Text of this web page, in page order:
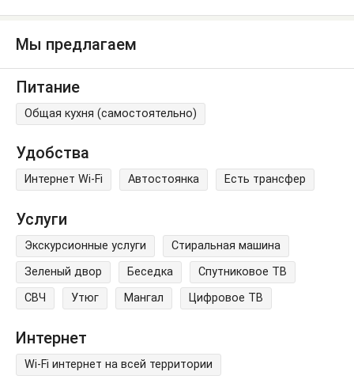
Мы предлагаем
Питание
Общая кухня (самостоятельно)
Удобства
Интернет Wi-Fi Автостоянка Есть трансфер
Услуги
Экскурсионные услуги
Стиральная машина
Зеленый двор
Беседка
Спутниковое ТВ
СВЧ
Утюг Мангал Цифровое ТВ
Интернет
Wi-Fi интернет на всей территории